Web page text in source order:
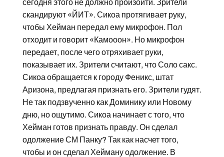
сегодня этого не должно произойти. Зрители
скандируют «ЙИТ». Сикоа протягивает руку,
чтобы Хейман передал ему микрофон. Пол
отходит и говорит «Камооон». Но микрофон
передает, после чего отряхивает руки,
показывает их. Зрители считают, что Соло сакс.
Сикоа обращается к городу Феникс, штат
Аризона, предлагая признать его. Зрители гудят.
Не так подзвученно как Доминику или Новому
дню, но ощутимо. Сикоа начинает с того, что
Хейман готов признать правду. Он сделал
одолжение СМ Панку? Так как насчет того,
чтобы и он сделал Хейману одолжение. В